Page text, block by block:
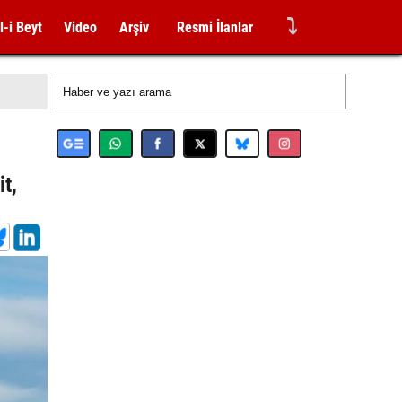
i Beyt Video Arşiv Resmi İlanlar ⤵